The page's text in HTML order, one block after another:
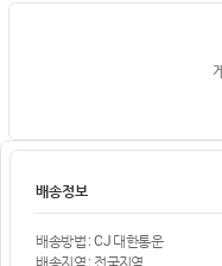
배송정보
배송방법 : CJ 대한통운
배송지역 : 전국지역